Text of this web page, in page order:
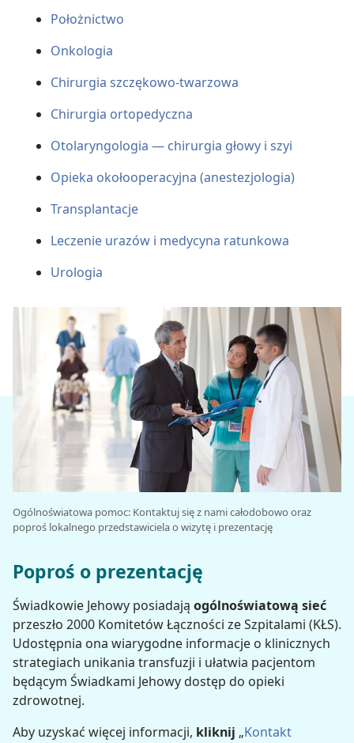
Położnictwo
Onkologia
Chirurgia szczękowo-twarzowa
Chirurgia ortopedyczna
Otolaryngologia — chirurgia głowy i szyi
Opieka okołooperacyjna (anestezjologia)
Transplantacje
Leczenie urazów i medycyna ratunkowa
Urologia
Ogólnoświatowa pomoc: Kontaktuj się z nami całodobowo oraz
poproś lokalnego przedstawiciela o wizytę i prezentację
Poproś o prezentację
Świadkowie Jehowy posiadają ogólnoświatową sieć
przeszło 2000 Komitetów Łączności ze Szpitalami (KŁS).
Udostępnia ona wiarygodne informacje o klinicznych
strategiach unikania transfuzji i ułatwia pacjentom
będącym Świadkami Jehowy dostęp do opieki
zdrowotnej.
Aby uzyskać więcej informacji, kliknij „Kontakt